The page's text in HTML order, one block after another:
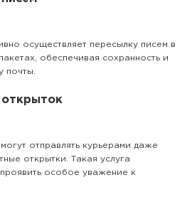
осуществляет пересылку писем в
обеспечивая сохранность и
почты.
отправлять курьерами даже
открытки. Такая услуга
особое уважение к